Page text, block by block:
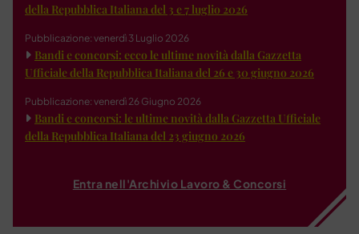
della Repubblica Italiana del 3 e 7 luglio 2026
Pubblicazione: venerdì 3 Luglio 2026
Bandi e concorsi: ecco le ultime novità dalla Gazzetta
Ufficiale della Repubblica Italiana del 26 e 30 giugno 2026
Pubblicazione: venerdì 26 Giugno 2026
Bandi e concorsi: le ultime novità dalla Gazzetta Ufficiale
della Repubblica Italiana del 23 giugno 2026
Entra nell'Archivio Lavoro & Concorsi